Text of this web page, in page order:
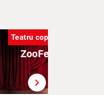
Teatru copii
ZooFerma |
chevron_right